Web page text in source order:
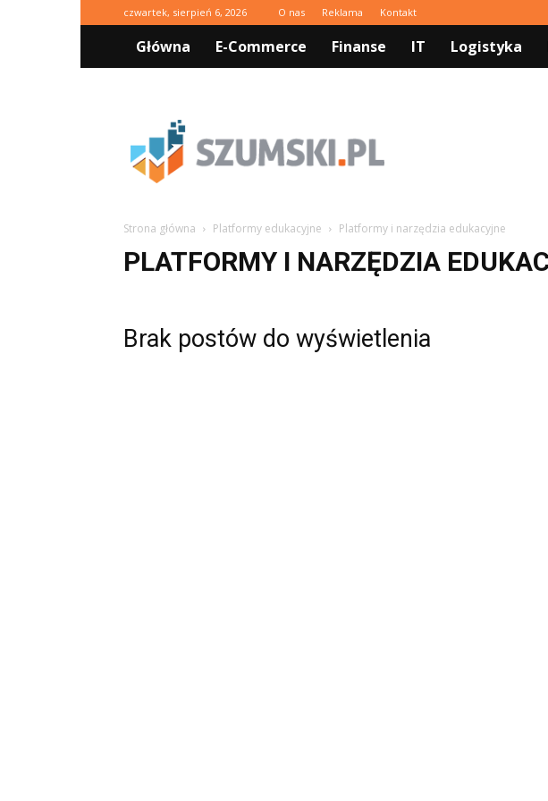
czwartek, sierpień 6, 2026 O nas Reklama Kontakt
Główna E-Commerce Finanse IT Logistyka
Strona główna Platformy edukacyjne Platformy i narzędzia edukacyjne
PLATFORMY I NARZĘDZIA
Brak postów do wyświetlenia